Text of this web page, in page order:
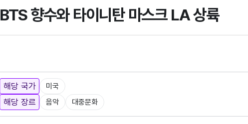
BTS 향수와 타이니탄 마스크 LA 상륙
해당 국가 미국
해당 장르 음악 대중문화